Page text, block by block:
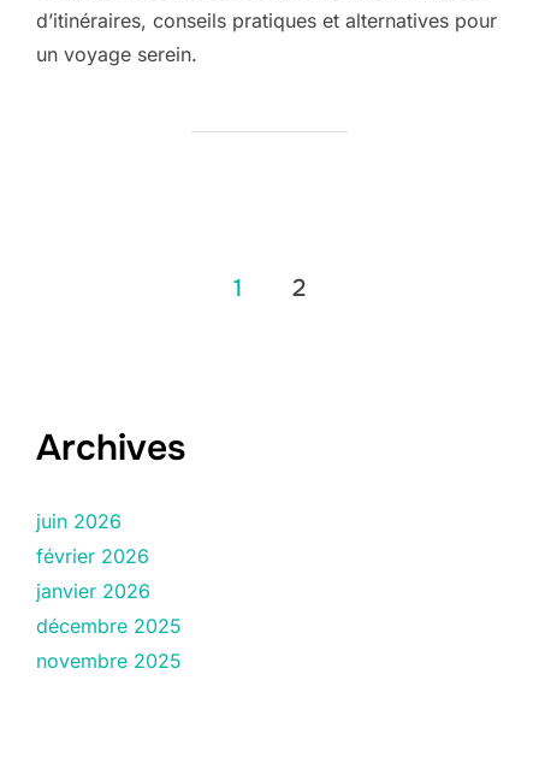
d’itinéraires, conseils pratiques et alternatives pour
un voyage serein.
1 2
Archives
juin 2026
février 2026
janvier 2026
décembre 2025
novembre 2025